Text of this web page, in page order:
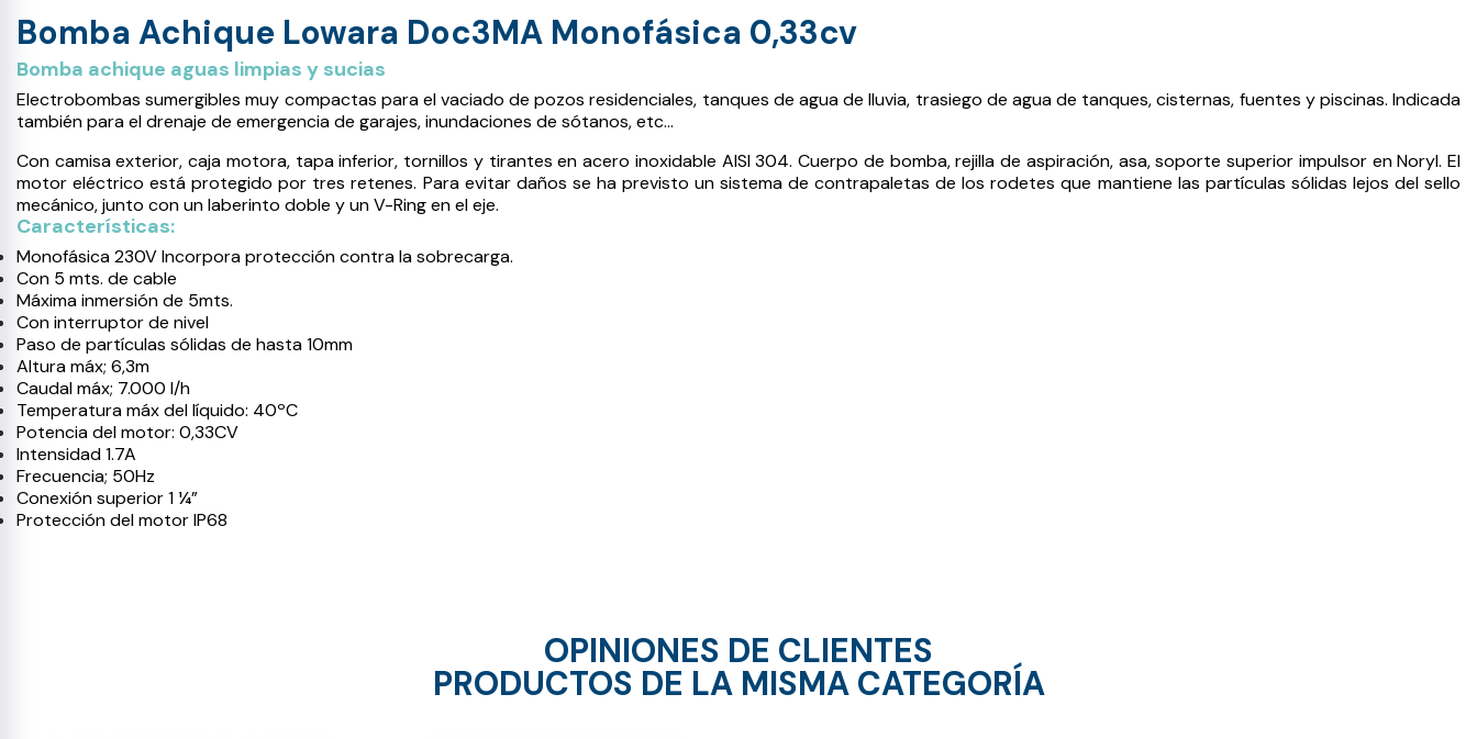
Bomba Achique Lowara Doc3MA Monofásica 0,33cv
Bomba achique aguas limpias y sucias
Electrobombas sumergibles muy compactas para el vaciado de pozos residenciales, tanques de agua de lluvia, trasiego de agua de tanques, cisternas, fuentes y piscinas. Indicada
también para el drenaje de emergencia de garajes, inundaciones de sótanos, etc…
Con camisa exterior, caja motora, tapa inferior, tornillos y tirantes en acero inoxidable AISI 304. Cuerpo de bomba, rejilla de aspiración, asa, soporte superior impulsor en Noryl. El
motor eléctrico está protegido por tres retenes. Para evitar daños se ha previsto un sistema de contrapaletas de los rodetes que mantiene las partículas sólidas lejos del sello
mecánico, junto con un laberinto doble y un V-Ring en el eje.
Características:
Monofásica 230V Incorpora protección contra la sobrecarga.
Con 5 mts. de cable
Máxima inmersión de 5mts.
Con interruptor de nivel
Paso de partículas sólidas de hasta 10mm
Altura máx; 6,3m
Caudal máx; 7.000 l/h
Temperatura máx del líquido: 40ºC
Potencia del motor: 0,33CV
Intensidad 1.7A
Frecuencia; 50Hz
Conexión superior 1 ¼”
Protección del motor IP68
OPINIONES DE CLIENTES
PRODUCTOS DE LA MISMA CATEGORÍA